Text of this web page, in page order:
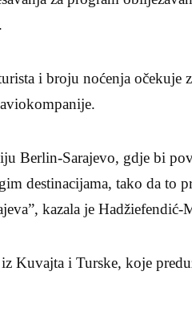
i broju noćenja očekuje
Berlin-Sarajevo, gdje bi
destinacijama, tako da to
kazala je Hadžiefendić-
Kuvajta i Turske, koje